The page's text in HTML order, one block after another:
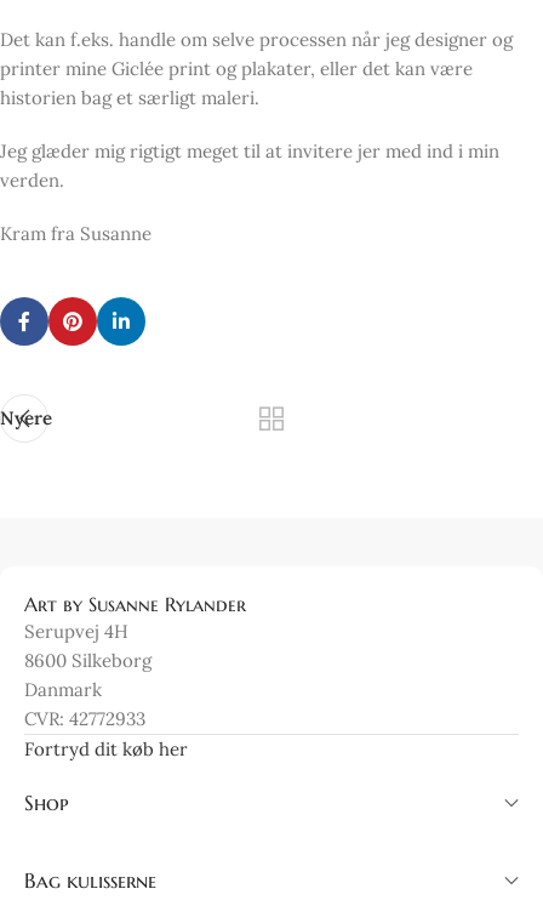
Det kan f.eks. handle om selve processen når jeg designer og
printer mine Giclée print og plakater, eller det kan være
historien bag et særligt maleri.
Jeg glæder mig rigtigt meget til at invitere jer med ind i min
verden.
Kram fra Susanne
Nyere
Art by Susanne Rylander
Serupvej 4H
8600 Silkeborg
Danmark
CVR: 42772933
Fortryd dit køb her
Shop
Bag kulisserne